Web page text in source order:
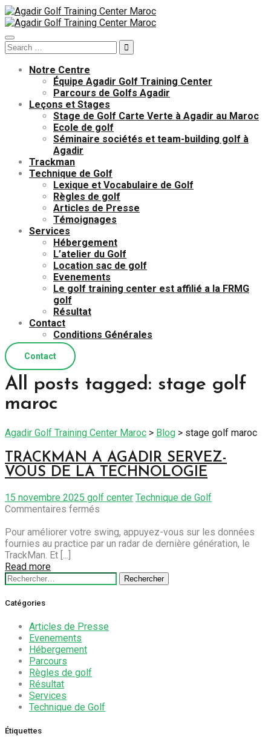
Toggle
navigation
Search
for:
Notre Centre
Équipe Agadir Golf Training Center
Parcours de Golfs Agadir
Leçons et Stages
Stage de Golf Carte Verte à Agadir au Maroc
Ecole de golf
Séminaire sociétés et team-building golf à
Agadir
Trackman
Technique de Golf
Lexique et Vocabulaire de Golf
Règles de golf
Articles de Presse
Témoignages
Services
Hébergement
L’atelier du Golf
Location sac de golf
Evenements
Le golf training center est affilié a la FRMG
golf
Résultat
Contact
Conditions Générales
Contact
All posts tagged: stage golf
maroc
Agadir Golf Training Center Maroc > Blog > stage golf maroc
TRACKMAN A AGADIR SERVEZ-
VOUS DE LA TECHNOLOGIE
15 novembre 2025 golf center Technique de Golf
Commentaires fermés
A
AGADIR
DE
LA
Pour améliorer votre swing, appuyez-vous sur les données
fournies au practice par un radar de dernière génération, le
TrackMan. Et [...]
Read more
Rechercher :
Catégories
Articles de Presse
Evenements
Hébergement
Parcours
Règles de golf
Résultat
Services
Technique de Golf
Étiquettes